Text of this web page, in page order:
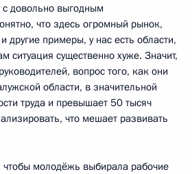
дел Рашидом
Горки
заседания Совета
с довольно выгодным
что здесь огромный рынок,
другие примеры, у нас есть области,
ситуация существенно хуже. Значит,
вопрос того, как они
области, в значительной
труда и превышает 50 тысяч
что мешает развивать
молодёжь выбирала рабочие